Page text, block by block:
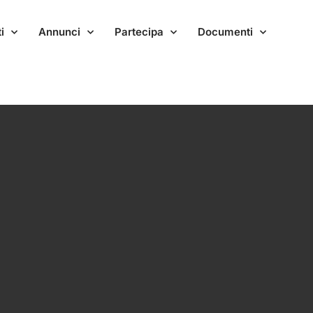
Annunci Partecipa Documenti